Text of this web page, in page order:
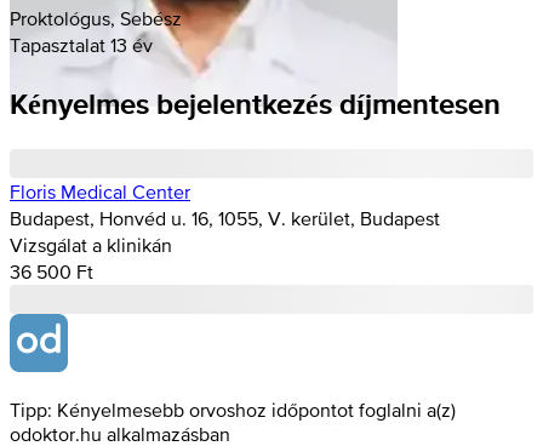
Proktológus, Sebész
Tapasztalat 13 év
Kényelmes bejelentkezés díjmentesen
Floris Medical Center
Budapest, Honvéd u. 16, 1055, V. kerület, Budapest
Vizsgálat a klinikán
36 500 Ft
Tipp: Kényelmesebb orvoshoz időpontot foglalni a(z)
odoktor.hu alkalmazásban